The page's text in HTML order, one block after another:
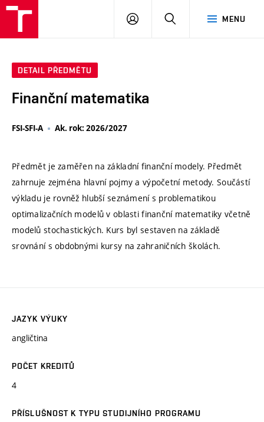
MENU
PŘIHLÁSIT
DETAIL PŘEDMĚTU
Finanční matematika
FSI-SFI-A Ak. rok: 2026/2027
Předmět je zaměřen na základní finanční modely. Předmět
zahrnuje zejména hlavní pojmy a výpočetní metody. Součástí
výkladu je rovněž hlubší seznámení s problematikou
optimalizačních modelů v oblasti finanční matematiky včetně
modelů stochastických. Kurs byl sestaven na základě
srovnání s obdobnými kursy na zahraničních školách.
JAZYK VÝUKY
angličtina
POČET KREDITŮ
4
PŘÍSLUŠNOST K TYPU STUDIJNÍHO PROGRAMU